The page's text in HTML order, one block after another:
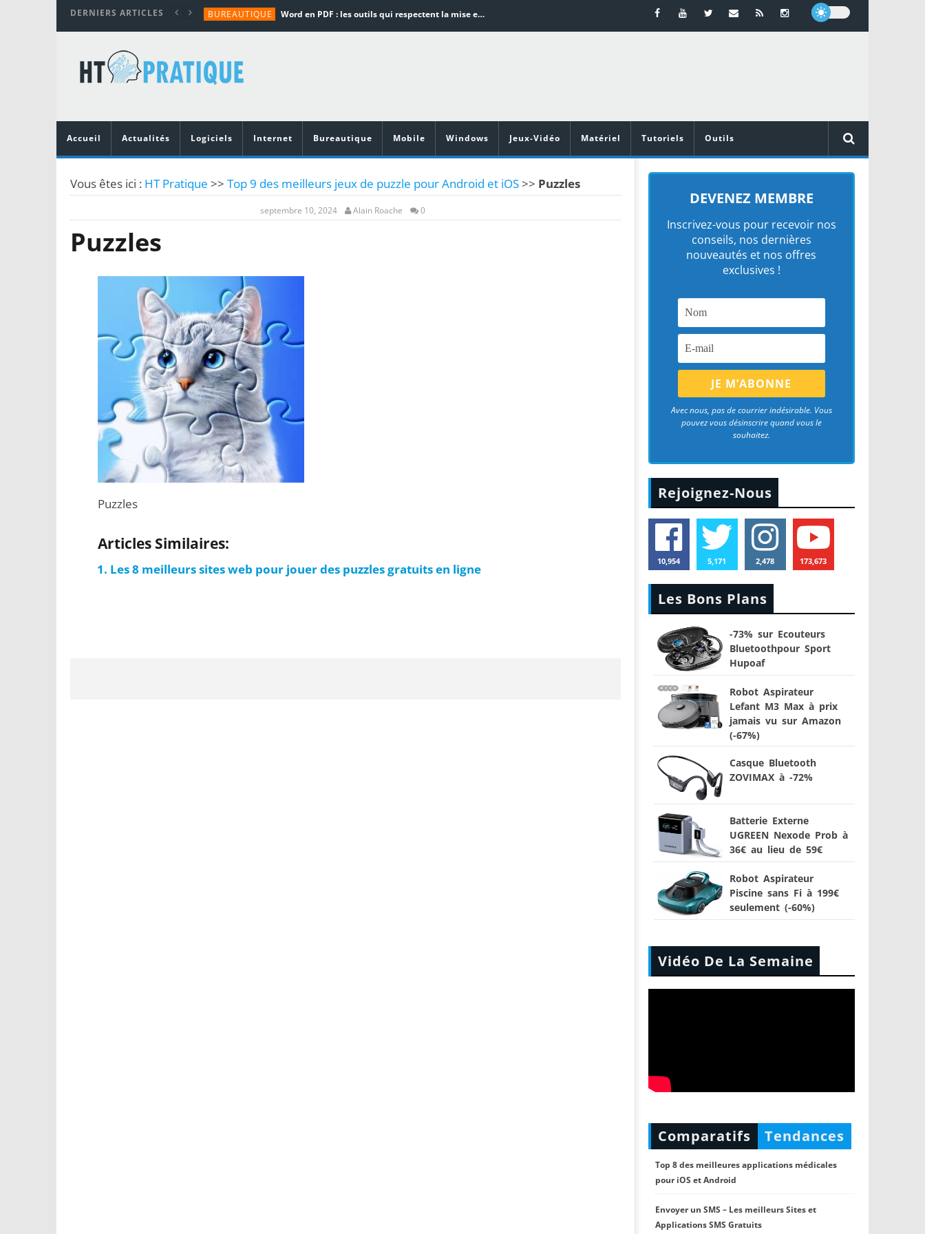
DERNIERS ARTICLES BUREAUTIQUE Word en PDF : les outils qui respectent la mise en page
TUTORIALS
MATÉRIEL
Vidéoprojecteurs Asus : Top 6 des meilleurs modèles de la marque
Accueil
Actualités Logiciels Internet Bureautique Mobile Windows Jeux-Vidéo Matériel Tutoriels Outils
Vous êtes ici : HT Pratique >> Top 9 des meilleurs jeux de puzzle pour Android et iOS>> Puzzles
septembre 10, 2024 Alain Roache 0
Puzzles
Puzzles
Articles Similaires:
Les 8 meilleurs sites web pour jouer des puzzles gratuits en ligne
DEVENEZ MEMBRE
Inscrivez-vous pour recevoir nos
conseils, nos dernières
nouveautés et nos offres
exclusives !
Avec nous, pas de courrier indésirable. Vous
pouvez vous désinscrire quand vous le
souhaitez.
Rejoignez-Nous
10,954 5,171 2,478 173,673
Les Bons Plans
-73% sur Ecouteurs
Bluetoothpour Sport
Hupoaf
Robot Aspirateur
Lefant M3 Max à prix
jamais vu sur Amazon
(-67%)
Casque Bluetooth
ZOVIMAX à -72%
Batterie Externe
UGREEN Nexode Prob à
36€ au lieu de 59€
Robot Aspirateur
Piscine sans Fi à 199€
seulement (-60%)
Vidéo De La Semaine
Comparatifs Tendances
Top 8 des meilleures applications médicales
pour iOS et Android
Envoyer un SMS – Les meilleurs Sites et
Applications SMS Gratuits